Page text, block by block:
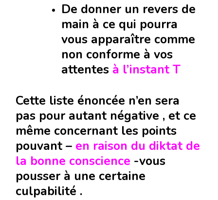
De donner un revers de
main à ce qui pourra
vous apparaître comme
non conforme à vos
attentes à l’instant T
Cette liste énoncée n’en sera
pas pour autant négative , et ce
même concernant les points
pouvant – en raison du diktat de
la bonne conscience -vous
pousser à une certaine
culpabilité .